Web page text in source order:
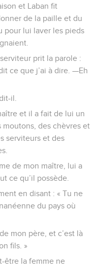
et Laban fit
de la paille et du
pour lui laver les pieds
prit la parole :
ce que j’ai à dire. —Eh
il.
et il a fait de lui un
des chèvres et
serviteurs et des
de mon maître, lui a
ce qu’il possède.
en disant : « Tu ne
du pays où
mon père, et c’est là
fils. »
être la femme ne